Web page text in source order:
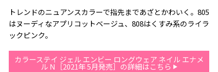
トレンドのニュアンスカラーで指先まであざとかわいく。805
はヌーディなアプリコットベージュ、808はくすみ系のライラ
ックピンク。
カラーステイ ジェル エンビー ロングウェア ネイル エナメ
ル N［2021年 5月発売］の詳細はこちら